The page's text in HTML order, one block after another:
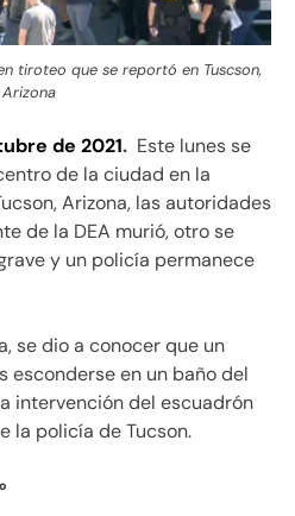
tiroteo que se reportó en Tuscson,
Arizona
de 2021. Este lunes se
de la ciudad en la
Arizona, las autoridades
de la DEA murió, otro se
y un policía permanece
se dio a conocer que un
esconderse en un baño del
intervención del escuadrón
la policía de Tucson.